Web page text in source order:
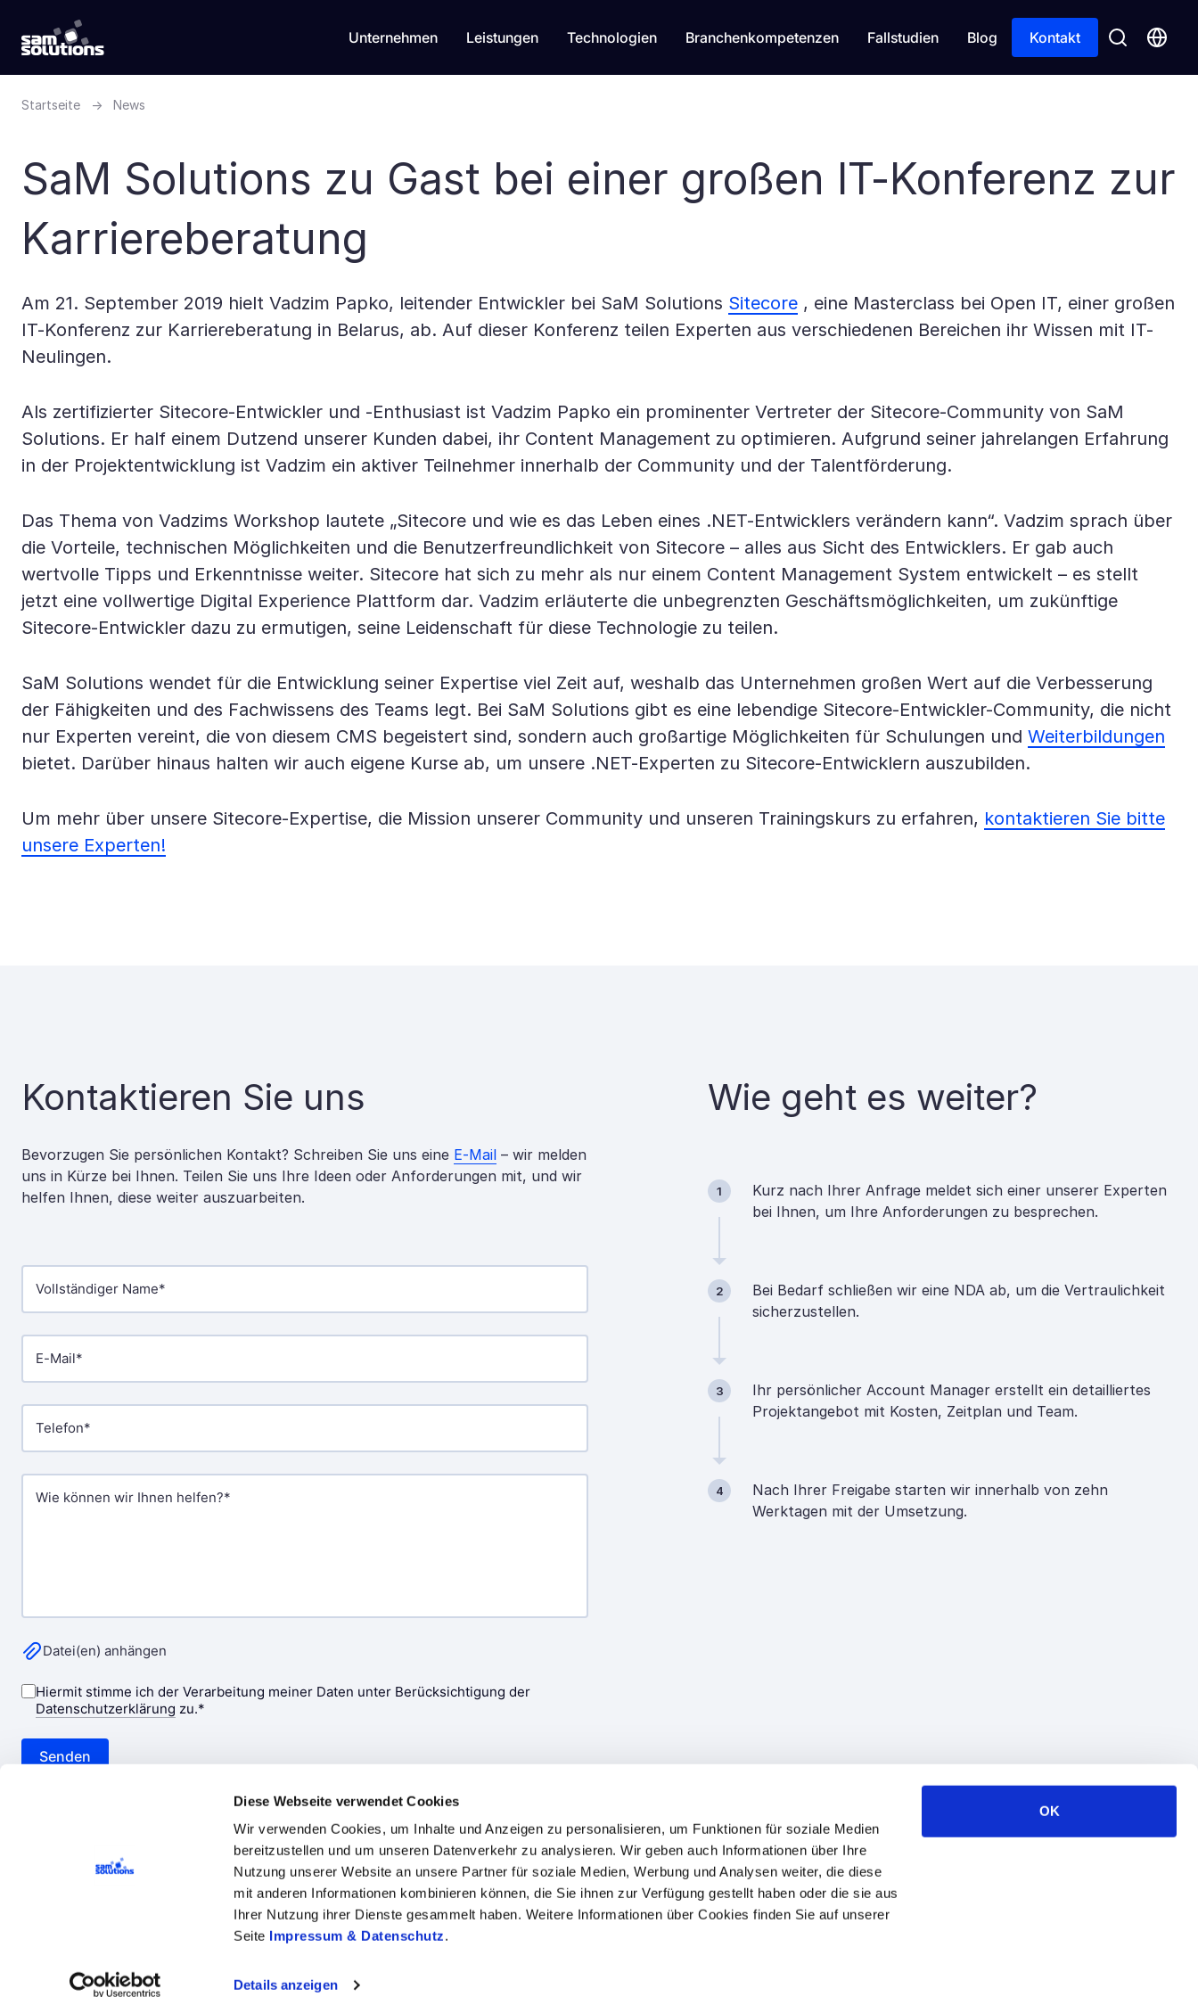
Diese Webseite verwendet Cookies
Wir verwenden Cookies, um Inhalte und Anzeigen zu personalisieren, um Funktionen für soziale Medien
bereitzustellen und um unseren Datenverkehr zu analysieren. Wir geben auch Informationen über Ihre
Nutzung unserer Website an unsere Partner für soziale Medien, Werbung und Analysen weiter, die diese
mit anderen Informationen kombinieren können, die Sie ihnen zur Verfügung gestellt haben oder die sie aus
Ihrer Nutzung ihrer Dienste gesammelt haben. Weitere Informationen über Cookies finden Sie auf unserer
Seite Impressum & Datenschutz.
Details anzeigen
OK
Unternehmen Leistungen Technologien Branchenkompetenzen Fallstudien Blog Kontakt
Startseite → News
SaM Solutions zu Gast bei einer großen IT-Konferenz zur
Karriereberatung
Am 21. September 2019 hielt Vadzim Papko, leitender Entwickler bei SaM Solutions Sitecore , eine Masterclass bei Open IT, einer großen
IT-Konferenz zur Karriereberatung in Belarus, ab. Auf dieser Konferenz teilen Experten aus verschiedenen Bereichen ihr Wissen mit IT-
Neulingen.
Als zertifizierter Sitecore-Entwickler und -Enthusiast ist Vadzim Papko ein prominenter Vertreter der Sitecore-Community von SaM
Solutions. Er half einem Dutzend unserer Kunden dabei, ihr Content Management zu optimieren. Aufgrund seiner jahrelangen Erfahrung
in der Projektentwicklung ist Vadzim ein aktiver Teilnehmer innerhalb der Community und der Talentförderung.
Das Thema von Vadzims Workshop lautete „Sitecore und wie es das Leben eines .NET-Entwicklers verändern kann“. Vadzim sprach über
die Vorteile, technischen Möglichkeiten und die Benutzerfreundlichkeit von Sitecore – alles aus Sicht des Entwicklers. Er gab auch
wertvolle Tipps und Erkenntnisse weiter. Sitecore hat sich zu mehr als nur einem Content Management System entwickelt – es stellt
jetzt eine vollwertige Digital Experience Plattform dar. Vadzim erläuterte die unbegrenzten Geschäftsmöglichkeiten, um zukünftige
Sitecore-Entwickler dazu zu ermutigen, seine Leidenschaft für diese Technologie zu teilen.
SaM Solutions wendet für die Entwicklung seiner Expertise viel Zeit auf, weshalb das Unternehmen großen Wert auf die Verbesserung
der Fähigkeiten und des Fachwissens des Teams legt. Bei SaM Solutions gibt es eine lebendige Sitecore-Entwickler-Community, die nicht
nur Experten vereint, die von diesem CMS begeistert sind, sondern auch großartige Möglichkeiten für Schulungen und Weiterbildungen
bietet. Darüber hinaus halten wir auch eigene Kurse ab, um unsere .NET-Experten zu Sitecore-Entwicklern auszubilden.
Um mehr über unsere Sitecore-Expertise, die Mission unserer Community und unseren Trainingskurs zu erfahren, kontaktieren Sie bitte
unsere Experten!
Kontaktieren Sie uns
Bevorzugen Sie persönlichen Kontakt? Schreiben Sie uns eine E-Mail – wir melden
uns in Kürze bei Ihnen. Teilen Sie uns Ihre Ideen oder Anforderungen mit, und wir
helfen Ihnen, diese weiter auszuarbeiten.
Wie geht es weiter?
1
Kurz nach Ihrer Anfrage meldet sich einer unserer Experten
bei Ihnen, um Ihre Anforderungen zu besprechen.
2
Bei Bedarf schließen wir eine NDA ab, um die Vertraulichkeit
sicherzustellen.
3
Ihr persönlicher Account Manager erstellt ein detailliertes
Projektangebot mit Kosten, Zeitplan und Team.
4
Nach Ihrer Freigabe starten wir innerhalb von zehn
Werktagen mit der Umsetzung.
Unternehmen Leistungen TechnologienBranchenkompetenzen